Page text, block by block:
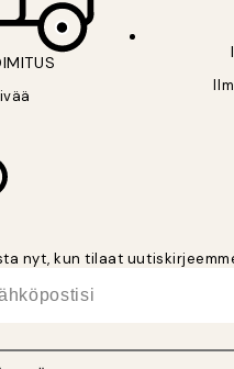
nyt, kun tilaat